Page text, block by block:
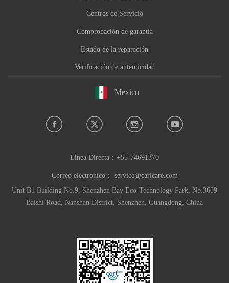
Centros de Servicio
Comprobación de garantía
Estado de la reparación
Verificación de autenticidad
Mexico
Línea Directa： +55-74691370
Correo electrónico： service@carlcare.com
Unit B1 Building No.9, Shenzhen Bay Eco-Technology Park, No.3609
Baishi Road, Nanshan District, Shenzhen, Guangdong, China